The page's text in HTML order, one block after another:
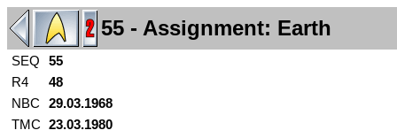
55 - Assignment: Earth
SEQ
55
R4
48
NBC
29.03.1968
TMC
23.03.1980